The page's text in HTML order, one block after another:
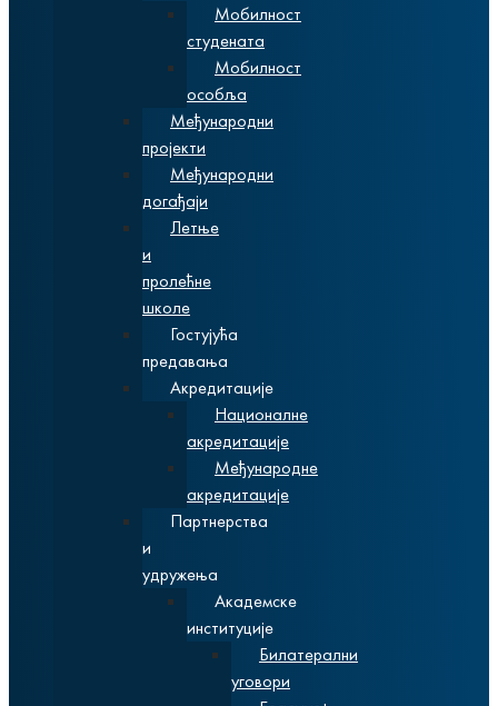
Мобилност
студената
Мобилност
особља
Међународни
пројекти
Међународни
догађаји
Летње
и
пролећне
школе
Гостујућа
предавања
Акредитације
Националне
акредитације
Међународне
акредитације
Партнерства
и
удружења
Академске
институције
Билатерални
уговори